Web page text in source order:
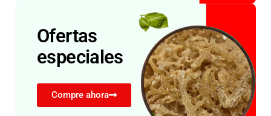
Ofertas
especiales
Compre ahora